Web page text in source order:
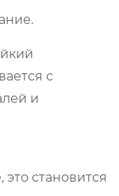
с
и
становится